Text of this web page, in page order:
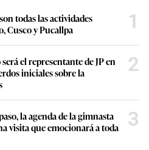
todas las actividades
Cusco y Pucallpa
1
el representante de JP en
iniciales sobre la
2
la agenda de la gimnasta
visita que emocionará a toda
3